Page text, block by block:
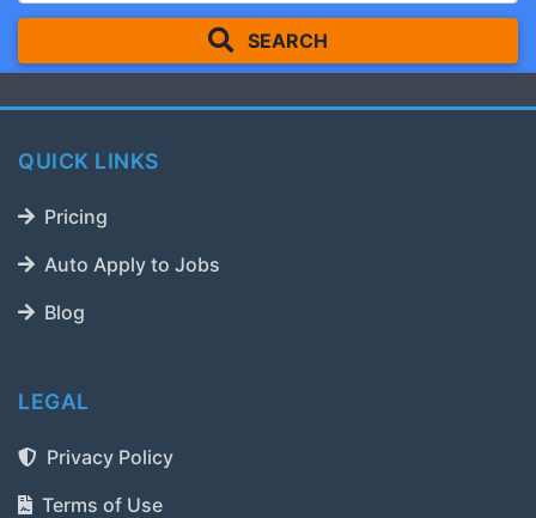
SEARCH
QUICK LINKS
Pricing
Auto Apply to Jobs
Blog
LEGAL
Privacy Policy
Terms of Use